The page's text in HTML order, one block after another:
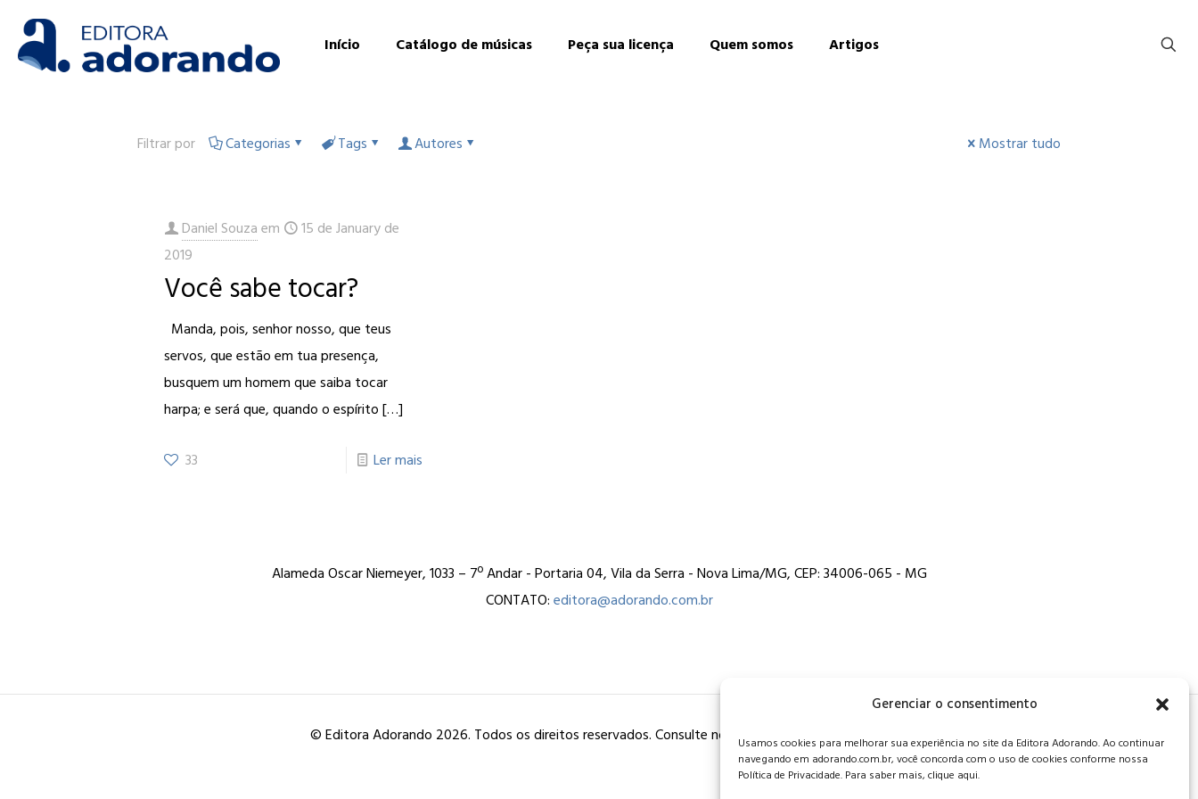
Gerenciar o consentimento
Usamos cookies para melhorar sua experiência no site da Editora Adorando. Ao continuar
navegando em adorando.com.br, você concorda com o uso de cookies conforme nossa
Política de Privacidade. Para saber mais, clique aqui.
Início Catálogo de músicas Peça sua licença Quem somos Artigos
Filtrar por Categorias Tags Autores Mostrar tudo
Daniel Souza em
15 de January de
2019
Você sabe tocar?
Manda, pois, senhor nosso, que teus
servos, que estão em tua presença,
busquem um homem que saiba tocar
harpa; e será que, quando o espírito[…]
33 Ler mais
Alameda Oscar Niemeyer, 1033 – 7º Andar - Portaria 04, Vila da Serra - Nova Lima/MG, CEP: 34006-065 - MG
CONTATO:editora@adorando.com.br
© Editora Adorando 2026. Todos os direitos reservados. Consulte nossa política de privacidade